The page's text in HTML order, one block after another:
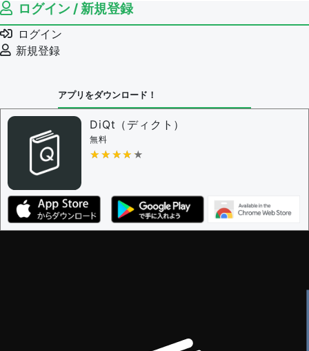
ログイン / 新規登録
ログイン
新規登録
アプリをダウンロード！
DiQt（ディクト）
無料
★★★★★
★★★★★